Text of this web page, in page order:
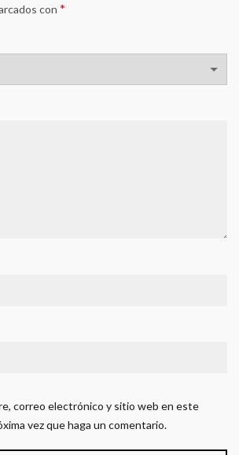
con *
correo electrónico y sitio web en este
vez que haga un comentario.